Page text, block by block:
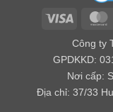
Về mặt tâm linh
Theo kinh Vê
anh tím có khả
dịu âu lo, làm
Đối với các nhà
Visa
Công ty
GPDKKD:
Nơi cấp:
Địa chỉ: 37/33